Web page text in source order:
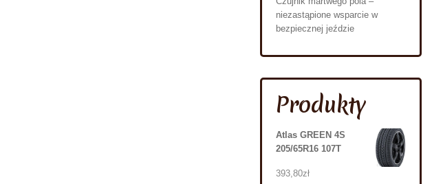
niezastąpione wsparcie w
bezpiecznej jeździe
Produkty
Atlas GREEN 4S
205/65R16 107T
393,80zł